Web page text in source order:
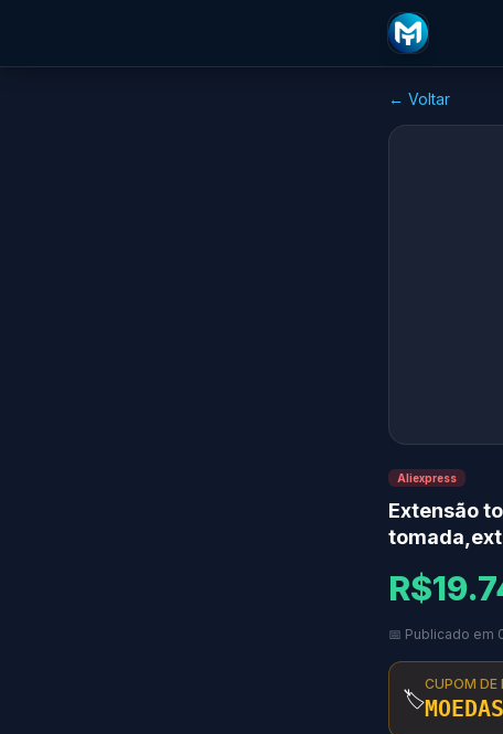
← Voltar
Aliexpress
Extensão
📅 Publicado em
🏷️
CUPOM DE